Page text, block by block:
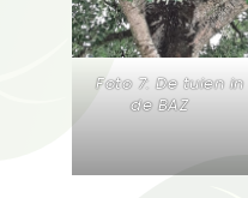
Foto 7: De tuien in
de BAZ